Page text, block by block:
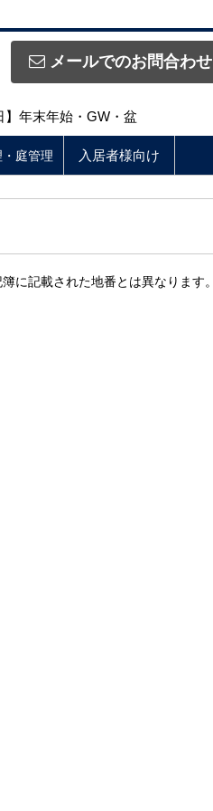
メールでのお問合わせ
】年末年始・GW・盆
庭管理 入居者様向け
に記載された地番とは異なります。